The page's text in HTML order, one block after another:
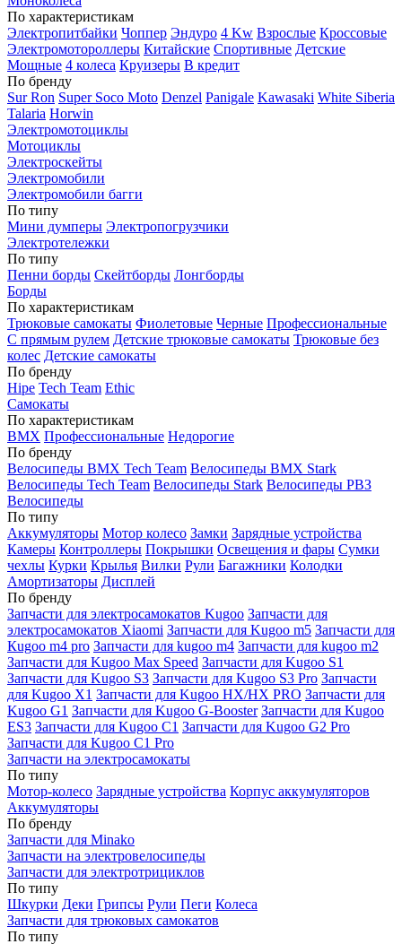
По характеристикам
Электропитбайки Чоппер Эндуро 4 Kw Взрослые Кроссовые
Электромотороллеры Китайские Спортивные Детские
Мощные 4 колеса Круизеры В кредит
По бренду
Sur Ron Super Soco Moto Denzel Panigale Kawasaki White Siberia
Talaria Horwin
Электромотоциклы
Мотоциклы
Электроскейты
Электромобили
Электромобили багги
По типу
Мини думперы Электропогрузчики
Электротележки
По типу
Пенни борды Скейтборды Лонгборды
Борды
По характеристикам
Трюковые самокаты Фиолетовые Черные Профессиональные
С прямым рулем Детские трюковые самокаты Трюковые без
колес Детские самокаты
По бренду
Hipe Tech Team Ethic
Самокаты
По характеристикам
BMX Профессиональные Недорогие
По бренду
Велосипеды BMX Tech Team Велосипеды BMX Stark
Велосипеды Tech Team Велосипеды Stark Велосипеды РВЗ
Велосипеды
По типу
Аккумуляторы Мотор колесо Замки Зарядные устройства
Камеры Контроллеры Покрышки Освещения и фары Сумки
чехлы Курки Крылья Вилки Рули Багажники Колодки
Амортизаторы Дисплей
По бренду
Запчасти для электросамокатов Kugoo Запчасти для
электросамокатов Xiaomi Запчасти для Kugoo m5 Запчасти для
Кugoo m4 pro Запчасти для kugoo m4 Запчасти для kugoo m2
Запчасти для Kugoo Max Speed Запчасти для Kugoo S1
Запчасти для Kugoo S3 Запчасти для Kugoo S3 Pro Запчасти
для Kugoo X1 Запчасти для Kugoo HX/HX PRO Запчасти для
Kugoo G1 Запчасти для Kugoo G-Booster Запчасти для Kugoo
ES3 Запчасти для Kugoo C1 Запчасти для Kugoo G2 Pro
Запчасти для Kugoo C1 Pro
Запчасти на электросамокаты
По типу
Мотор-колесо Зарядные устройства Корпус аккумуляторов
Аккумуляторы
По бренду
Запчасти для Minako
Запчасти на электровелосипеды
Запчасти для электротрициклов
По типу
Шкурки Деки Грипсы Рули Пеги Колеса
Запчасти для трюковых самокатов
По типу